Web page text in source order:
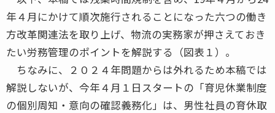
年４月にかけて順次施行されることになった六つの働き
方改革関連法を取り上げ、物流の実務家が押さえておき
たい労務管理のポイントを解説する（図表１）。
ちなみに、２０２４年問題からは外れるため本稿では
解説しないが、今年４月１日スタートの「育児休業制度
の個別周知・意向の確認義務化」は、男性社員の育休取